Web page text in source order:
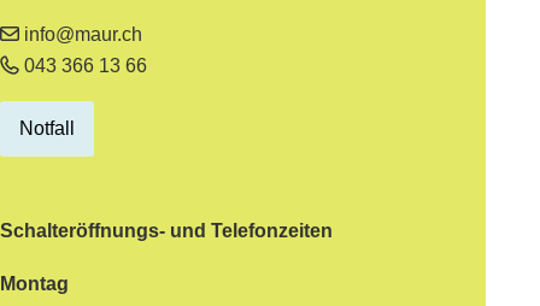
info@maur.ch
043 366 13 66
Notfall
Schalteröffnungs- und Telefonzeiten
Montag